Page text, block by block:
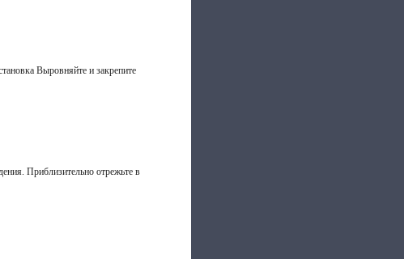
Выровняйте и закрепите
Приблизительно отрежьте в